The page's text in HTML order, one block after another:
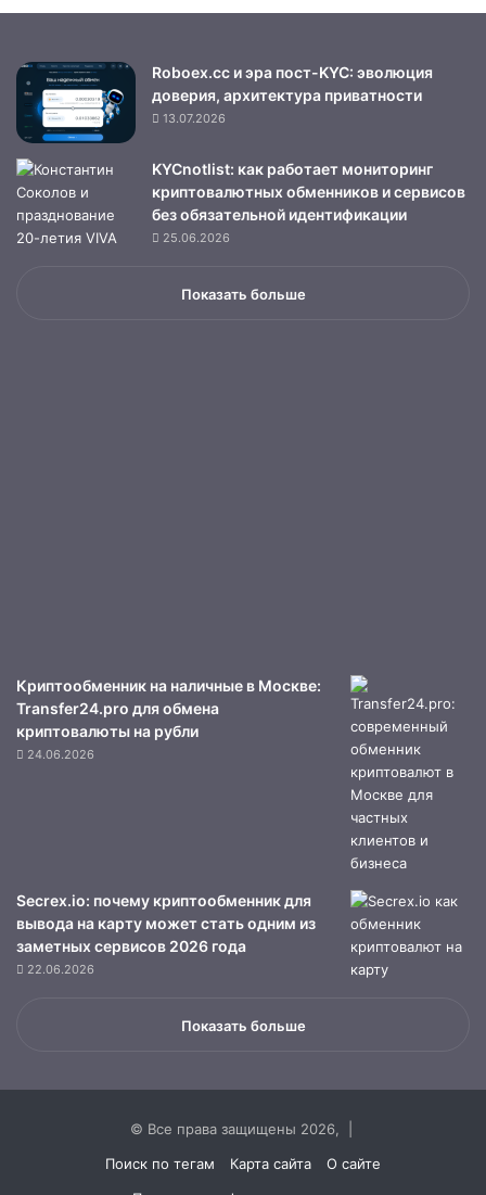
Roboex.cc и эра пост-KYC: эволюция
доверия, архитектура приватности
13.07.2026
KYCnotlist: как работает мониторинг
криптовалютных обменников и сервисов
без обязательной идентификации
25.06.2026
Показать больше
Криптообменник на наличные в Москве:
Transfer24.pro для обмена
криптовалюты на рубли
24.06.2026
Secrex.io: почему криптообменник для
вывода на карту может стать одним из
заметных сервисов 2026 года
22.06.2026
Показать больше
© Все права защищены 2026, |
Поиск по тегам
Карта сайта
О сайте